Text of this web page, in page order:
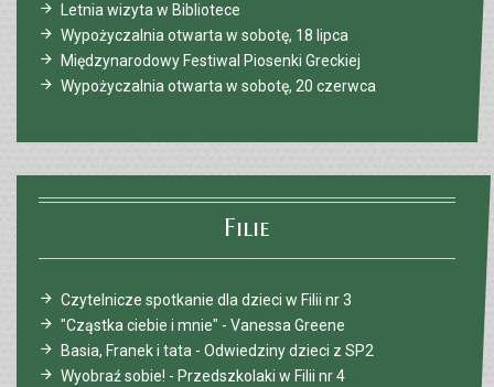
Letnia wizyta w Bibliotece
Wypożyczalnia otwarta w sobotę, 18 lipca
Międzynarodowy Festiwal Piosenki Greckiej
Wypożyczalnia otwarta w sobotę, 20 czerwca
Filie
Czytelnicze spotkanie dla dzieci w Filii nr 3
"Cząstka ciebie i mnie" - Vanessa Greene
Basia, Franek i tata - Odwiedziny dzieci z SP2
Wyobraź sobie! - Przedszkolaki w Filii nr 4